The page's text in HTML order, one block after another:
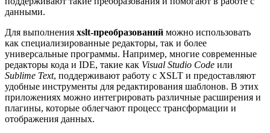
данными.
Для выполнения xslt-преобразований можно использовать
как специализированные редакторы, так и более
универсальные программы. Например, многие современные
редакторы кода и IDE, такие как Visual Studio Code или
Sublime Text, поддерживают работу с XSLT и предоставляют
удобные инструменты для редактирования шаблонов. В этих
приложениях можно интегрировать различные расширения и
плагины, которые облегчают процесс трансформации и
отображения данных.